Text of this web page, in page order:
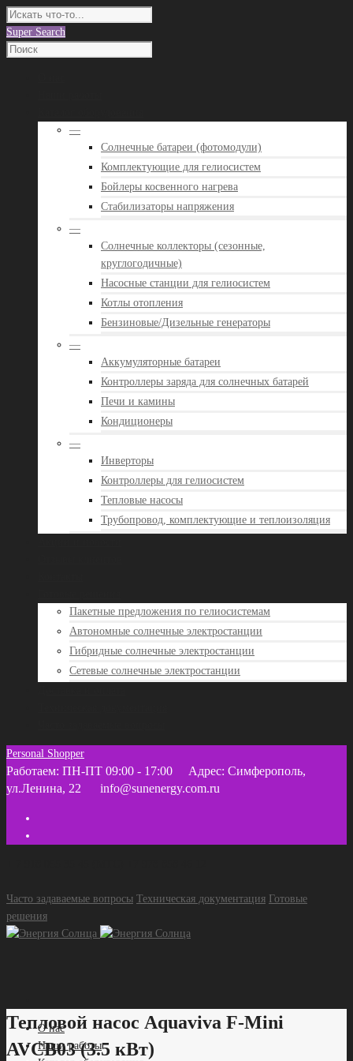
Super Search
—
Солнечные батареи (фотомодули)
Комплектующие для гелиосистем
Бойлеры косвенного нагрева
Стабилизаторы напряжения
—
Солнечные коллекторы (сезонные,
круглогодичные)
Насосные станции для гелиосистем
Котлы отопления
Бензиновые/Дизельные генераторы
—
Аккумуляторные батареи
Контроллеры заряда для солнечных батарей
Печи и камины
Кондиционеры
—
Инверторы
Контроллеры для гелиосистем
Тепловые насосы
Трубопровод, комплектующие и теплоизоляция
Пакетные предложения по гелиосистемам
Автономные солнечные электростанции
Гибридные солнечные электростанции
Сетевые солнечные электростанции
Personal Shopper
Работаем: ПН-ПТ 09:00 - 17:00
Адрес: Симферополь,
ул.Ленина, 22
info@sunenergy.com.ru
Часто задаваемые вопросы Техническая документация Готовые
решения
О нас
Наши работы
Тепловой насос Aquaviva F-Mini
AVCB03 (3.5 кВт)